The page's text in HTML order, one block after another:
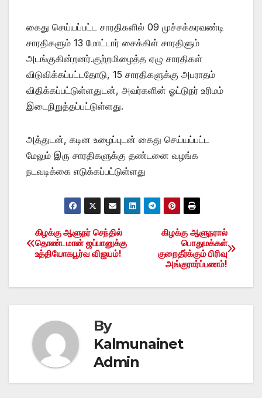
கைது செய்யப்பட்ட சாரதிகளில் 09 முச்சக்கரவண்டி
சாரதிகளும் 13 மோட்டார் சைக்கிள் சாரதிளும்
அடங்குகின்றனர்.குற்றமிழைத்த ஏழு சாரதிகள்
விடுவிக்கப்பட்டதோடு, 15 சாரதிகளுக்கு அபராதம்
விதிக்கப்பட்டுள்ளதுடன், அவர்களின் ஓட்டுநர் உரிமம்
இடைநிறுத்தப்பட்டுள்ளது.
அத்துடன், கடின உழைப்புடன் கைது செய்யப்பட்ட
மேலும் இரு சாரதிகளுக்கு தண்டனை வழங்க
நடவடிக்கை எடுக்கப்பட்டுள்ளது
Post
navigation
கிழக்கு ஆளுநரால்
பொதுமக்கள்
குறைதீர்க்கும் பிரிவு
அங்குரார்ப்பணம்!
கிழக்கு ஆளுநர் செந்தில்
தொண்டமான் ஜப்பானுக்கு
உத்தியோகபூர்வ விஜயம்!
By
Kalmunainet
Admin